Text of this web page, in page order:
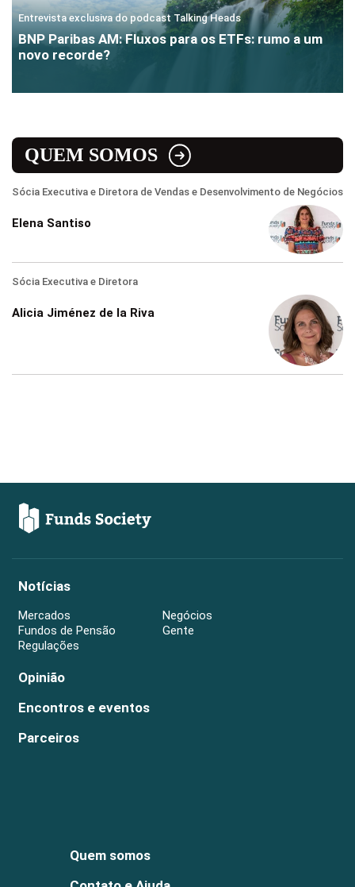
Entrevista exclusiva do podcast Talking Heads
BNP Paribas AM: Fluxos para os ETFs: rumo a um
novo recorde?
QUEM SOMOS
Sócia Executiva e Diretora de Vendas e Desenvolvimento de Negócios
Elena Santiso
Sócia Executiva e Diretora
Alicia Jiménez de la Riva
Notícias
Mercados
Negócios
Fundos de Pensão
Gente
Regulações
Opinião
Encontros e eventos
Parceiros
Quem somos